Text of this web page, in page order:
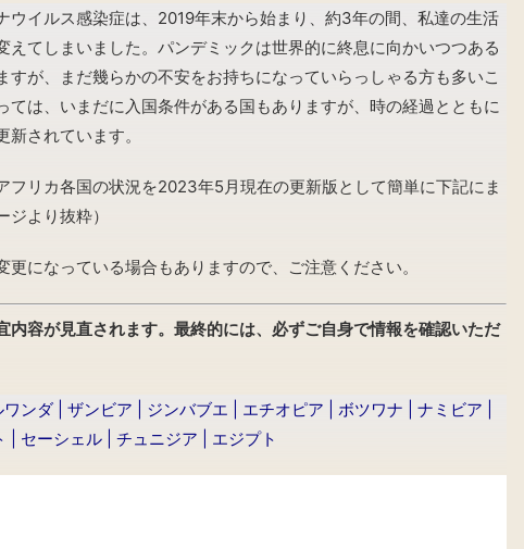
ウイルス感染症は、2019年末から始まり、約3年の間、私達の生活
えてしまいました。パンデミックは世界的に終息に向かいつつある
すが、まだ幾らかの不安をお持ちになっていらっしゃる方も多いこ
ては、いまだに入国条件がある国もありますが、時の経過とともに
されています。
フリカ各国の状況を2023年5月現在の更新版として簡単に下記にま
より抜粋）
になっている場合もありますので、 ご注意ください。
内容が見直されます。 最終的には、必ずご自身で情報を確認いただ
ワンダ| ザンビア ジンバブエ エチオピア ボツワナ ナミビア
セーシェル チュニジア エジプト